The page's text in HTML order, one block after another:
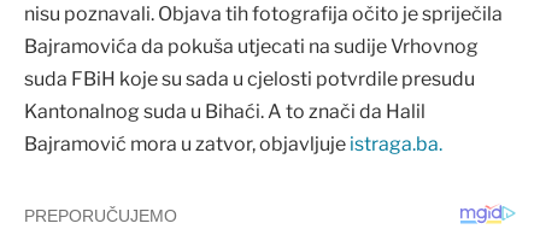
nisu poznavali. Objava tih fotografija očito je spriječila
Bajramovića da pokuša utjecati na sudije Vrhovnog
suda FBiH koje su sada u cjelosti potvrdile presudu
Kantonalnog suda u Bihaći. A to znači da Halil
Bajramović mora u zatvor, objavljuje istraga.ba.